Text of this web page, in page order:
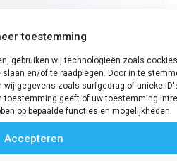
toestemming
gebruiken wij technologieën zoals
en/of te raadplegen. Door in te
gegevens zoals surfgedrag of unieke
toestemming geeft of uw toestemming
op bepaalde functies en mogelijkheden.
Accepteren
/ Rocker arm adjusting
2H